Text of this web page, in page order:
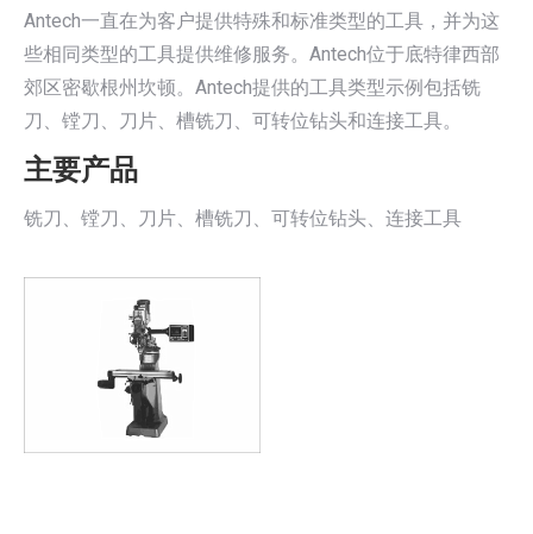
Antech一直在为客户提供特殊和标准类型的工具，并为这
些相同类型的工具提供维修服务。Antech位于底特律西部
郊区密歇根州坎顿。Antech提供的工具类型示例包括铣
刀、镗刀、刀片、槽铣刀、可转位钻头和连接工具。
主要产品
铣刀、镗刀、刀片、槽铣刀、可转位钻头、连接工具